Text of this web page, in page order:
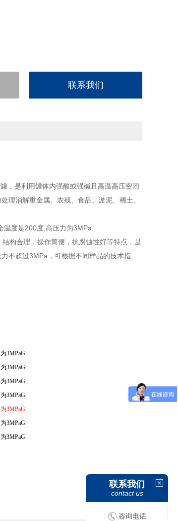
联系我们
，是利用罐体内强酸或强碱且高温高压密闭
理消解重金属、农残、食品、淤泥、稀土、
度是200度,高压力为3MPa.
构合理，操作简便，抗腐蚀性好等特点，是
不超过3MPa，可根据不同样品的技术指
3MPaG
3MPaG
3MPaG
3MPaG
3MPaG
3MPaG
3MPaG
联系我们
contact us
咨询电话